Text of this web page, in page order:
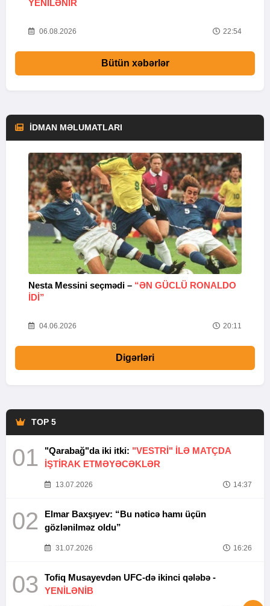
YENİLƏNİR
06.08.2026 22:54
Bütün xəbərlər
İDMAN MƏLUMATLARI
Nesta Messini seçmədi – “ƏN GÜCLÜ RONALDO
IDI”
04.06.2026 20:11
Digərləri
TOP 5
01 "Qarabağ"da iki itki: "VESTRİ" İLƏ MATÇDA
İŞTİRAK ETMƏYƏCƏKLƏR
13.07.2026 14:37
02
Elmar Baxşıyev: “Bu nəticə hamı üçün
gözlənilməz oldu”
31.07.2026 16:26
03
Tofiq Musayevdən UFC-də ikinci qələbə -
YENİLƏNİB